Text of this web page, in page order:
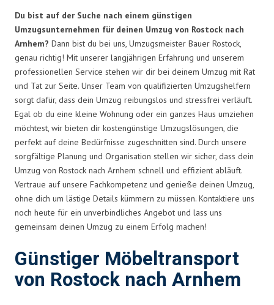
Du bist auf der Suche nach einem günstigen
Umzugsunternehmen für deinen Umzug von Rostock nach
Arnhem? Dann bist du bei uns, Umzugsmeister Bauer Rostock,
genau richtig! Mit unserer langjährigen Erfahrung und unserem
professionellen Service stehen wir dir bei deinem Umzug mit Rat
und Tat zur Seite. Unser Team von qualifizierten Umzugshelfern
sorgt dafür, dass dein Umzug reibungslos und stressfrei verläuft.
Egal ob du eine kleine Wohnung oder ein ganzes Haus umziehen
möchtest, wir bieten dir kostengünstige Umzugslösungen, die
perfekt auf deine Bedürfnisse zugeschnitten sind. Durch unsere
sorgfältige Planung und Organisation stellen wir sicher, dass dein
Umzug von Rostock nach Arnhem schnell und effizient abläuft.
Vertraue auf unsere Fachkompetenz und genieße deinen Umzug,
ohne dich um lästige Details kümmern zu müssen. Kontaktiere uns
noch heute für ein unverbindliches Angebot und lass uns
gemeinsam deinen Umzug zu einem Erfolg machen!
Günstiger Möbeltransport
von Rostock nach Arnhem